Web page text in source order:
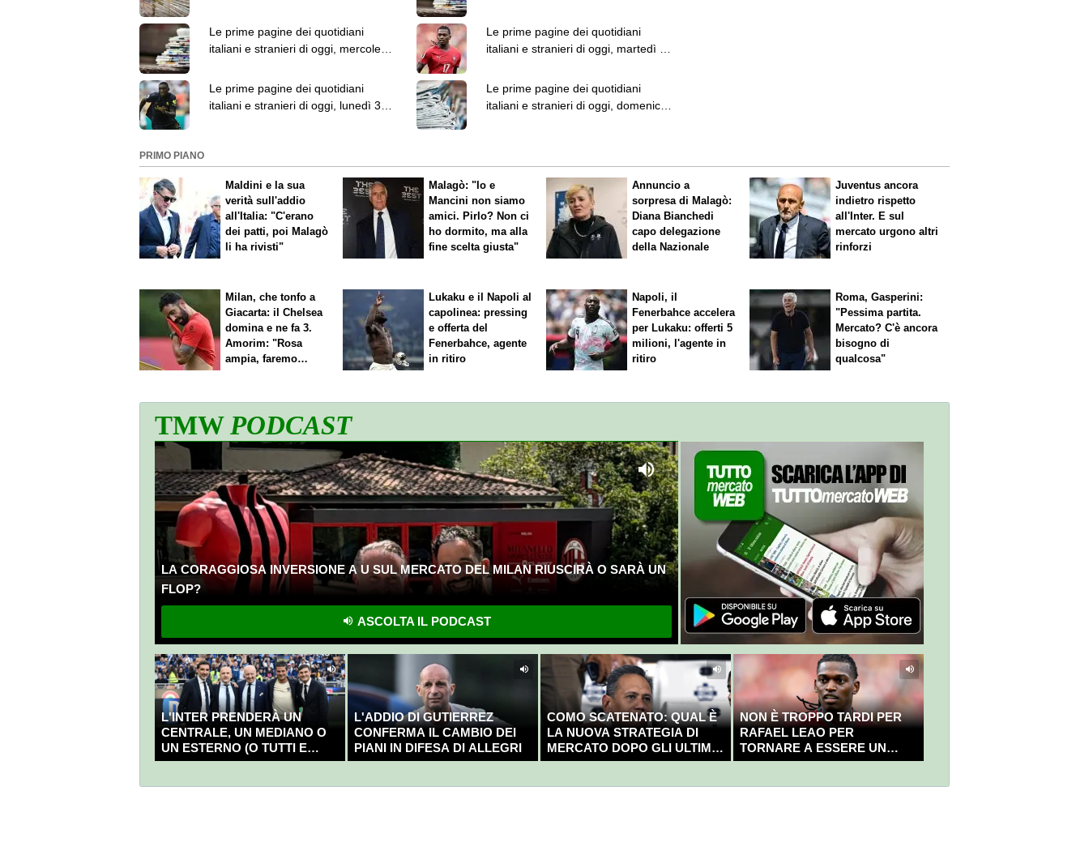
Le prime pagine dei quotidiani
italiani e stranieri di oggi, mercoledì
Le prime pagine dei quotidiani
italiani e stranieri di oggi, martedì 4
Le prime pagine dei quotidiani
italiani e stranieri di oggi, lunedì 3
Le prime pagine dei quotidiani
italiani e stranieri di oggi, domenica
PRIMO PIANO
Maldini e la sua
verità sull'addio
all'Italia: "C'erano
dei patti, poi Malagò
li ha rivisti"
Malagò: "Io e
Mancini non siamo
amici. Pirlo? Non ci
ho dormito, ma alla
fine scelta giusta"
Annuncio a
sorpresa di Malagò:
Diana Bianchedi
capo delegazione
della Nazionale
Juventus ancora
indietro rispetto
all'Inter. E sul
mercato urgono altri
rinforzi
Milan, che tonfo a
Giacarta: il Chelsea
domina e ne fa 3.
Amorim: "Rosa
ampia, faremo
Lukaku e il Napoli al
capolinea: pressing
e offerta del
Fenerbahce, agente
in ritiro
Napoli, il
Fenerbahce accelera
per Lukaku: offerti 5
milioni, l'agente in
ritiro
Roma, Gasperini:
"Pessima partita.
Mercato? C'è ancora
bisogno di
qualcosa"
TMWPODCAST
LA CORAGGIOSA INVERSIONE A U SUL MERCATO DEL MILAN RIUSCIRÀ O SARÀ UN
FLOP?
ASCOLTA IL PODCAST
L'INTER PRENDERÀ UN
CENTRALE, UN MEDIANO O
UN ESTERNO (O TUTTI E
TRE?)
L'ADDIO DI GUTIERREZ
CONFERMA IL CAMBIO DEI
PIANI IN DIFESA DI ALLEGRI
COMO SCATENATO: QUAL È
LA NUOVA STRATEGIA DI
MERCATO DOPO GLI ULTIMI
COLPI?
NON È TROPPO TARDI PER
RAFAEL LEAO PER
TORNARE A ESSERE UN
CAMPIONE